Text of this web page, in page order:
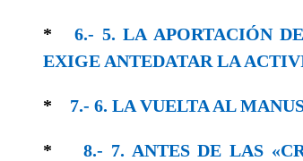
*6.- 5. LA APORTACIÓN
EXIGE ANTEDATAR LA
* 7.- 6. LA VUELTA AL
*8.- 7. ANTES DE LAS